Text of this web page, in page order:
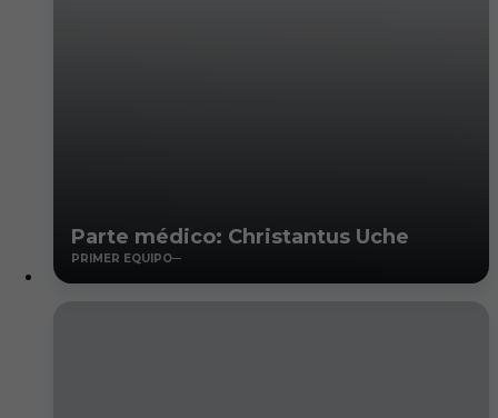
Parte médico: Christantus Uche
PRIMER EQUIPO